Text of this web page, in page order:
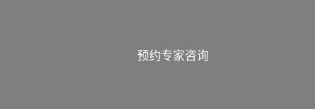
预约专家咨询